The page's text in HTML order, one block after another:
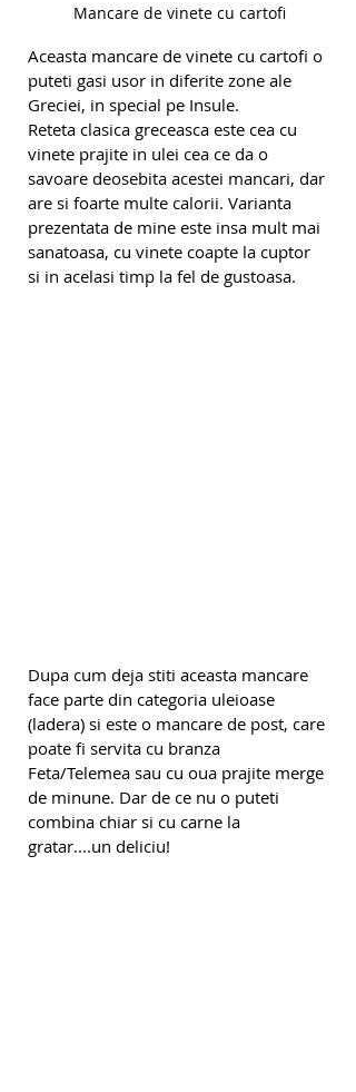
Mancare de vinete cu cartofi
Aceasta mancare de vinete cu cartofi o
puteti gasi usor in diferite zone ale
Greciei, in special pe Insule.
Reteta clasica greceasca este cea cu
vinete prajite in ulei cea ce da o
savoare deosebita acestei mancari, dar
are si foarte multe calorii. Varianta
prezentata de mine este insa mult mai
sanatoasa, cu vinete coapte la cuptor
si in acelasi timp la fel de gustoasa.
Dupa cum deja stiti aceasta mancare
face parte din categoria uleioase
(ladera) si este o mancare de post, care
poate fi servita cu branza
Feta/Telemea sau cu oua prajite merge
de minune. Dar de ce nu o puteti
combina chiar si cu carne la
gratar....un deliciu!